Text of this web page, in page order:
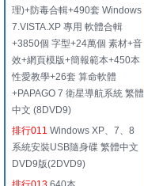
理)+防毒合輯+490套 Windows
7.VISTA.XP 專用 軟體合輯
+3850個 字型+24萬個 素材+音
效+網頁模版+簡報範本+450本
性愛教學+26套 算命軟體
+PAPAGO 7 衛星導航系統 繁體
中文 (8DVD9)
排行011 Windows XP、7、8
系統安裝USB隨身碟 繁體中文
DVD9版(2DVD9)